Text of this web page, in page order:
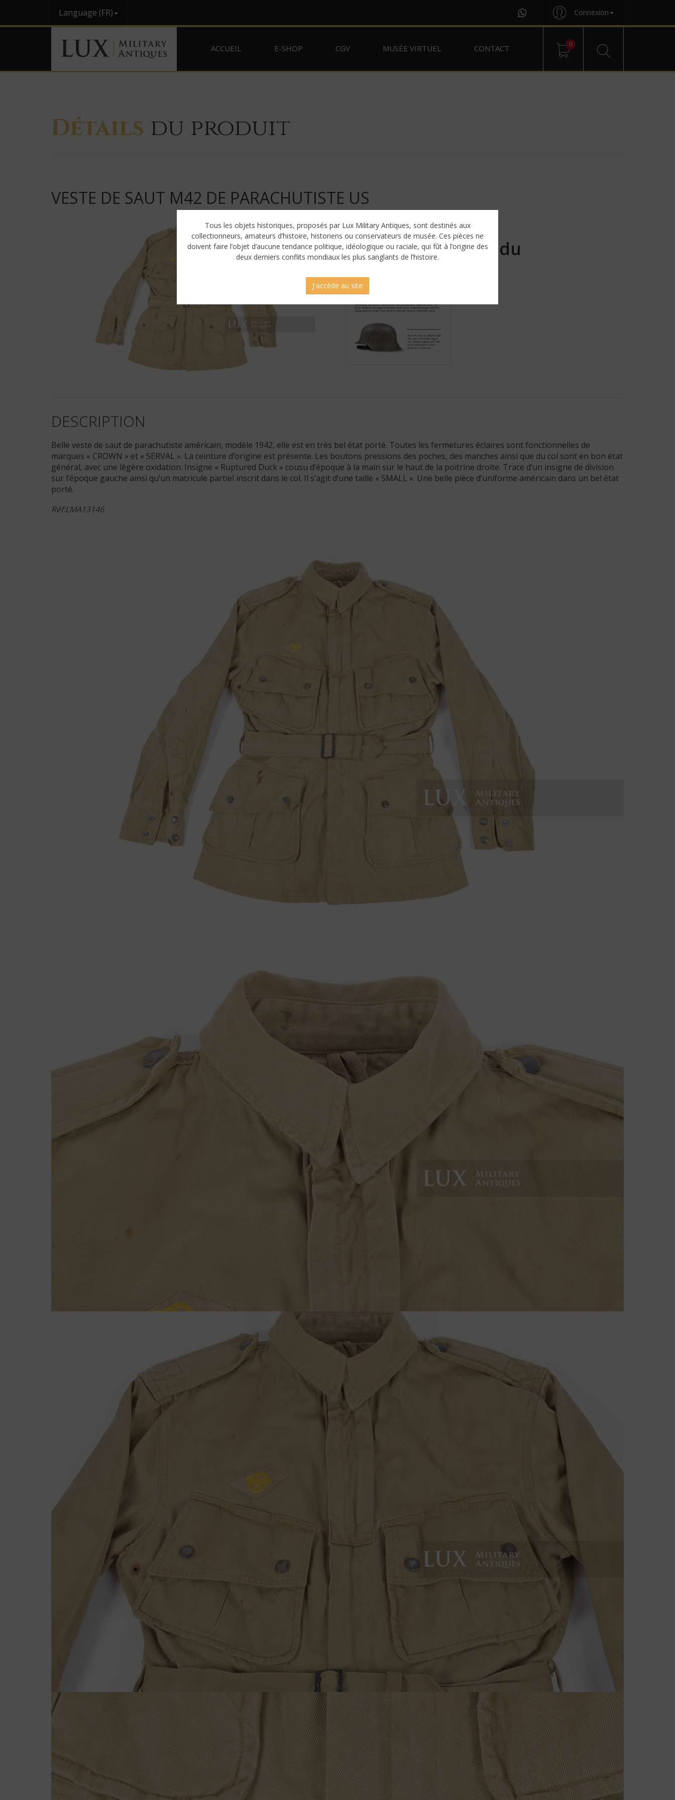
Language (FR) Connexion
ACCUEIL E-SHOP CGV MUSÉE VIRTUEL CONTACT 0
Détails du produit
VESTE DE SAUT M42 DE PARACHUTISTE US
Vendu
DESCRIPTION
Belle veste de saut de parachutiste américain, modèle 1942, elle est en très bel état porté. Toutes les fermetures éclaires sont fonctionnelles de
marques « CROWN » et « SERVAL ». La ceinture d’origine est présente. Les boutons pressions des poches, des manches ainsi que du col sont en bon état
général, avec une légère oxidation. Insigne « Ruptured Duck » cousu d’époque à la main sur le haut de la poitrine droite. Trace d’un insigne de division
sur l’époque gauche ainsi qu’un matricule partiel inscrit dans le col. Il s’agit d’une taille « SMALL ». Une belle pièce d’uniforme américain dans un bel état
porté.
Réf:LMA13146
Tous les objets historiques, proposés par Lux Military Antiques, sont destinés aux
collectionneurs, amateurs d’histoire, historiens ou conservateurs de musée. Ces pièces ne
doivent faire l’objet d’aucune tendance politique, idéologique ou raciale, qui fût à l’origine des
deux derniers conflits mondiaux les plus sanglants de l’histoire.
J'accède au site